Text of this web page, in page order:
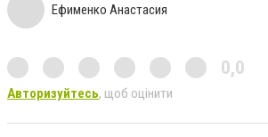
Ефименко Анастасия
0,0
Авторизуйтесь, щоб оцінити